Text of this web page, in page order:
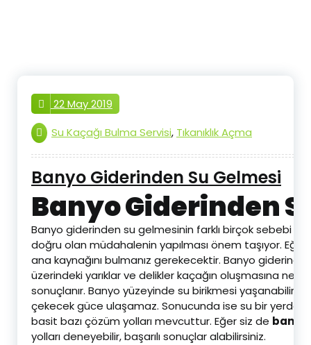
22 May 2019
Su Kaçağı Bulma Servisi, Tıkanıklık Açma
Banyo Giderinden Su Gelmesi
Banyo Giderinden
Banyo giderinden su gelmesinin farklı birçok sebebi
doğru olan müdahalenin yapılması önem taşıyor.
ana kaynağını bulmanız gerekecektir. Banyo
üzerindeki yarıklar ve delikler kaçağın oluşmasına
sonuçlanır. Banyo yüzeyinde su birikmesi yaşanabilir.
çekecek güce ulaşamaz. Sonucunda ise su bir
basit bazı çözüm yolları mevcuttur. Eğer siz de banyo
yolları deneyebilir, başarılı sonuçlar alabilirsiniz.